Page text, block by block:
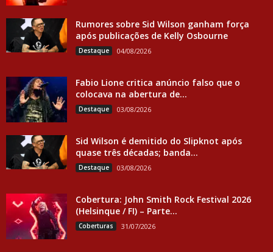
Rumores sobre Sid Wilson ganham força
após publicações de Kelly Osbourne
Destaque 04/08/2026
Fabio Lione critica anúncio falso que o
colocava na abertura de...
Destaque 03/08/2026
Sid Wilson é demitido do Slipknot após
quase três décadas; banda...
Destaque 03/08/2026
Cobertura: John Smith Rock Festival 2026
(Helsinque / FI) – Parte...
Coberturas 31/07/2026